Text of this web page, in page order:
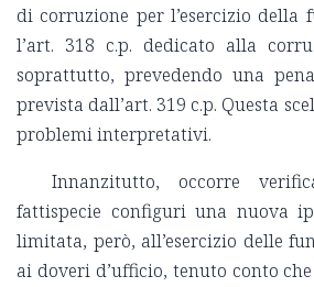
di corruzione per l’esercizio della
l’art. 318 c.p. dedicato alla
soprattutto, prevedendo una
prevista dall’art. 319 c.p. Questa
problemi interpretativi.
Innanzitutto, occorre
fattispecie configuri una nuova
limitata, però, all’esercizio delle
ai doveri d’ufficio, tenuto conto